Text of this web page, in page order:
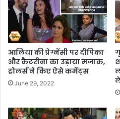
आलिया की प्रेग्नेंसी पर दीपिका
और कैटरीना का उड़ाया मजाक,
ट्रोलर्स ने किए ऐसे कमेंट्स
June 29, 2022